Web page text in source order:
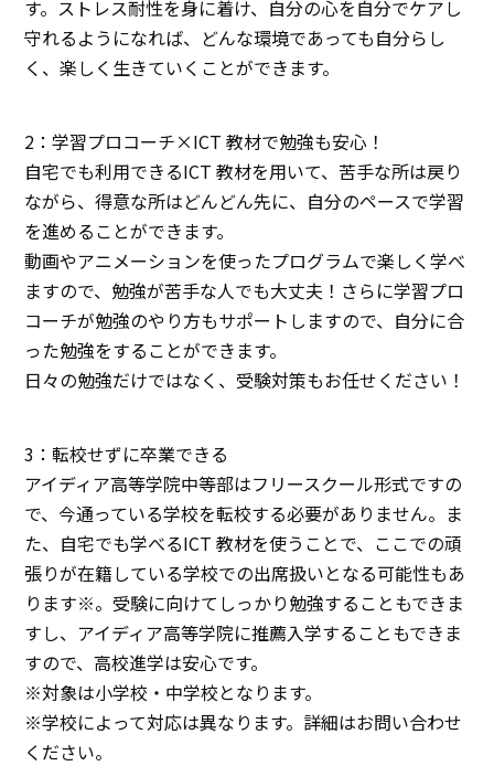
す。ストレス耐性を身に着け、自分の心を自分でケアし
守れるようになれば、どんな環境であっても自分らし
く、楽しく生きていくことができます。
2：学習プロコーチ×ICT 教材で勉強も安心！
自宅でも利用できるICT 教材を用いて、苦手な所は戻り
ながら、得意な所はどんどん先に、自分のペースで学習
を進めることができます。
動画やアニメーションを使ったプログラムで楽しく学べ
ますので、勉強が苦手な人でも大丈夫！さらに学習プロ
コーチが勉強のやり方もサポートしますので、自分に合
った勉強をすることができます。
日々の勉強だけではなく、受験対策もお任せください！
3：転校せずに卒業できる
アイディア高等学院中等部はフリースクール形式ですの
で、今通っている学校を転校する必要がありません。ま
た、自宅でも学べるICT 教材を使うことで、ここでの頑
張りが在籍している学校での出席扱いとなる可能性もあ
ります※。受験に向けてしっかり勉強することもできま
すし、アイディア高等学院に推薦入学することもできま
すので、高校進学は安心です。
※対象は小学校・中学校となります。
※学校によって対応は異なります。詳細はお問い合わせ
ください。